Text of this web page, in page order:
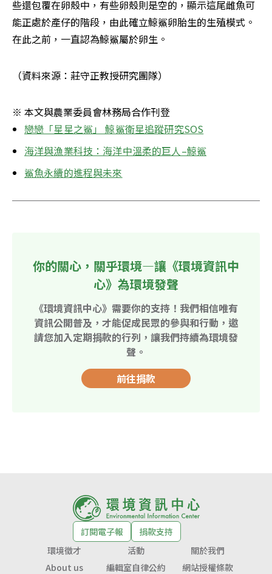
些還包覆在卵殼中，有些卵殼則是空的，顯示這尾雌魚可
能正處於產仔的階段，由此確立鯨鯊卵胎生的生殖模式。
在此之前，一直認為鯨鯊屬於卵生。
（資料來源：莊守正教授研究團隊）
※ 本文與農業委員會林務局合作刊登
戀戀「星星之鯊」 鯨鯊衛星追蹤研究SOS
海洋與漁業科技：海洋中溫柔的巨人–鯨鯊
鯊魚永續的進程與未來
你的關心，關乎環境—讓《環境資訊中
心》為環境發聲
《環境資訊中心》需要你的支持！我們相信唯有
資訊公開普及，才能促成民眾的參與和行動，邀
請您加入定期捐款的行列，讓我們持續為環境發
聲。
前往捐款
訂閱電子報
捐款支持
環境徵才
活動
關於我們
About us
編輯室自律公約 網站授權條款